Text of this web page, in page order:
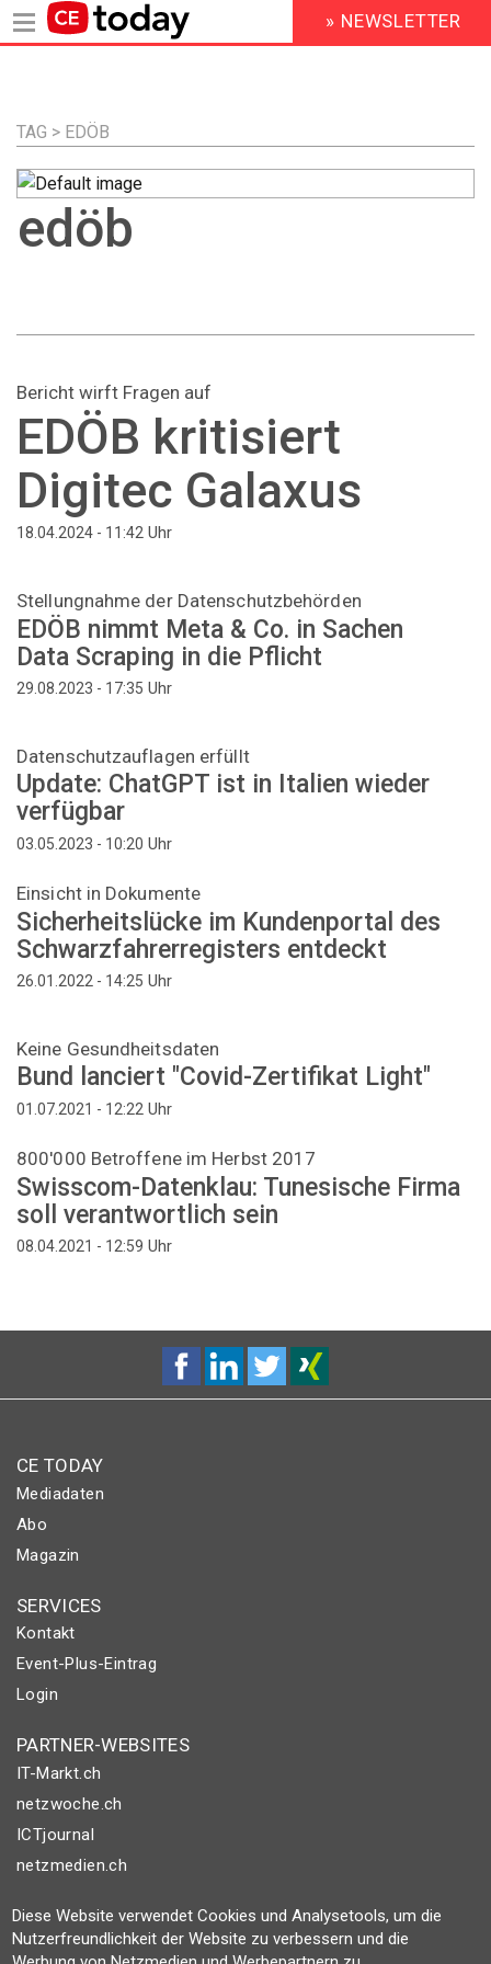
Inhalt
HEADER
MENU
» NEWSLETTER
TAG > EDÖB
edöb
Bericht wirft Fragen auf
EDÖB kritisiert
Digitec Galaxus
18.04.2024 - 11:42 Uhr
Stellungnahme der Datenschutzbehörden
EDÖB nimmt Meta & Co. in Sachen
Data Scraping in die Pflicht
29.08.2023 - 17:35 Uhr
Datenschutzauflagen erfüllt
Update: ChatGPT ist in Italien wieder
verfügbar
03.05.2023 - 10:20 Uhr
Einsicht in Dokumente
Sicherheitslücke im Kundenportal des
Schwarzfahrerregisters entdeckt
26.01.2022 - 14:25 Uhr
Keine Gesundheitsdaten
Bund lanciert "Covid-Zertifikat Light"
01.07.2021 - 12:22 Uhr
800'000 Betroffene im Herbst 2017
Swisscom-Datenklau: Tunesische Firma
soll verantwortlich sein
08.04.2021 - 12:59 Uhr
CE TODAY
Mediadaten
Abo
Magazin
SERVICES
Kontakt
Event-Plus-Eintrag
Login
PARTNER-WEBSITES
IT-Markt.ch
netzwoche.ch
ICTjournal
netzmedien.ch
© NETZMEDIEN AG 2026
Impressum
Diese Website verwendet Cookies und Analysetools, um die
Nutzerfreundlichkeit der Website zu verbessern und die